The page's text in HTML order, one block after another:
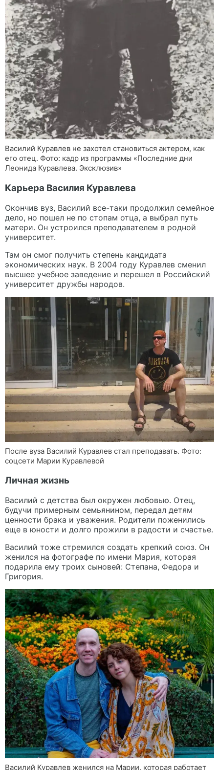
Василий Куравлев не захотел становиться актером, как
его отец. Фото: кадр из программы «Последние дни
Леонида Куравлева. Эксклюзив»
Карьера Василия Куравлева
Окончив вуз, Василий все-таки продолжил семейное
дело, но пошел не по стопам отца, а выбрал путь
матери. Он устроился преподавателем в родной
университет.
Там он смог получить степень кандидата
экономических наук. В 2004 году Куравлев сменил
высшее учебное заведение и перешел в Российский
университет дружбы народов.
После вуза Василий Куравлев стал преподавать. Фото:
соцсети Марии Куравлевой
Личная жизнь
Василий с детства был окружен любовью. Отец,
будучи примерным семьянином, передал детям
ценности брака и уважения. Родители поженились
еще в юности и долго прожили в радости и счастье.
Василий тоже стремился создать крепкий союз. Он
женился на фотографе по имени Мария, которая
подарила ему троих сыновей: Степана, Федора и
Григория.
Василий Куравлев женился на Марии, которая работает